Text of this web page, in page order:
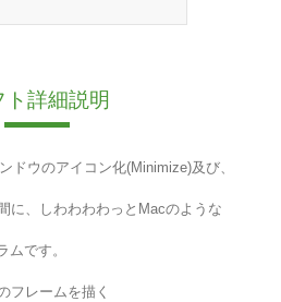
ト詳細説明
ドウのアイコン化(Minimize)及び、
に、しわわわわっとMacのような
ムです。
フレームを描く